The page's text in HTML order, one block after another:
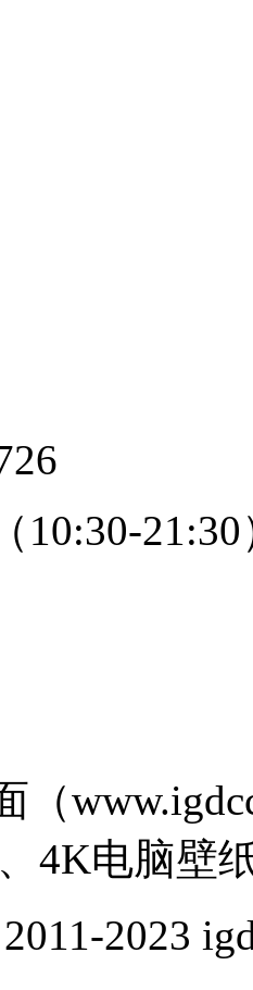
10:30-21:30
（
4K电脑壁
2023